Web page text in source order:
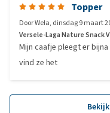
Topper
DoorWela, dinsdag 9 maart
Versele-Laga Nature Snack
Mijn caafje pleegt er
vind ze het